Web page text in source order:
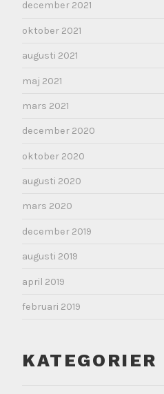
december 2021
oktober 2021
augusti 2021
maj 2021
mars 2021
december 2020
oktober 2020
augusti 2020
mars 2020
december 2019
augusti 2019
april 2019
februari 2019
KATEGORIER